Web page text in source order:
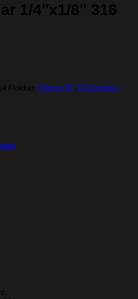
1/4″x1/8″ 316
Flokkar: Fittings RF, Rf Snittaður